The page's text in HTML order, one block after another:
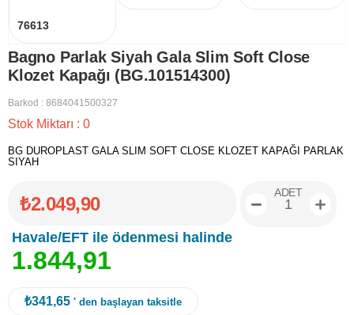
76613
Bagno Parlak Siyah Gala Slim Soft Close
Klozet Kapağı (BG.101514300)
Barkod : 8684041500327
Stok Miktarı : 0
BG DUROPLAST GALA SLIM SOFT CLOSE KLOZET KAPAĞI PARLAK
SIYAH
₺2.049,90
Havale/EFT ile ödenmesi halinde
1.844,91
ADET
₺341,65 ' den başlayan taksitle